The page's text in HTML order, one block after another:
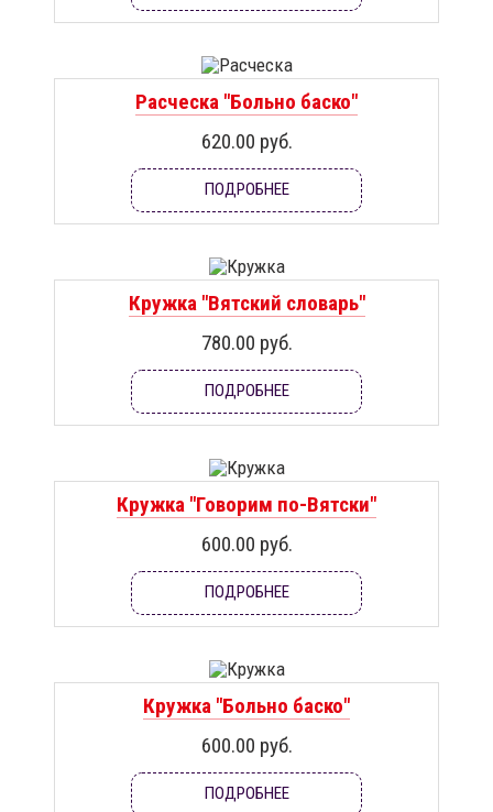
Расческа "Больно баско"
620.00 руб.
ПОДРОБНЕЕ
Кружка "Вятский словарь"
780.00 руб.
ПОДРОБНЕЕ
Кружка "Говорим по-Вятски"
600.00 руб.
ПОДРОБНЕЕ
Кружка "Больно баско"
600.00 руб.
ПОДРОБНЕЕ